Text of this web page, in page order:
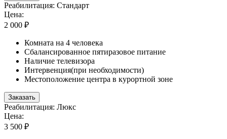
Реабилитация: Стандарт
Цена:
2 000 ₽
Комната на 4 человека
Сбалансированное пятиразовое питание
Наличие телевизора
Интервенция(при необходимости)
Местоположение центра в курортной зоне
Заказать
Реабилитация: Люкс
Цена:
3 500 ₽